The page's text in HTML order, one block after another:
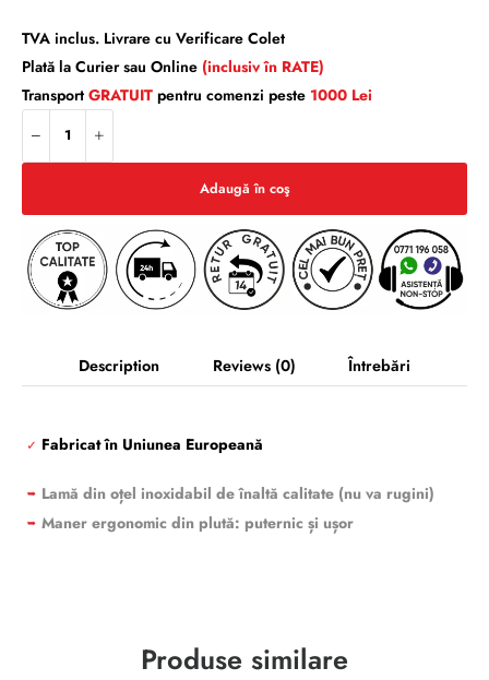
TVA inclus. Livrare cu Verificare Colet
Plată la Curier sau Online (inclusiv în RATE)
Transport GRATUIT pentru comenzi peste 1000 Lei
Adaugă în coş
Description Reviews (0) Întrebări
✓ Fabricat în Uniunea Europeană
➥ Lamă din oțel inoxidabil de înaltă calitate (nu va rugini)
➥ Maner ergonomic din plută: puternic și ușor
Produse similare